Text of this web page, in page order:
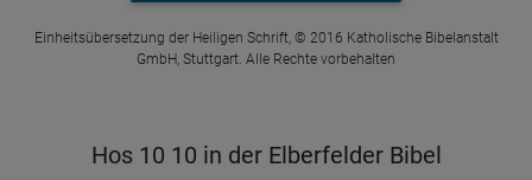
Einheitsübersetzung der Heiligen Schrift, © 2016 Katholische Bibelanstalt
GmbH, Stuttgart. Alle Rechte vorbehalten
Hos 10 10 in der Elberfelder Bibel